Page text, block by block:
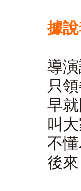
據
導
只
早
叫
不
後